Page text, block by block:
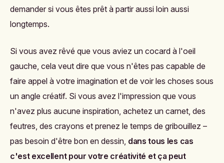
demander si vous êtes prêt à partir aussi loin aussi
longtemps.
Si vous avez rêvé que vous aviez un cocard à l'oeil
gauche, cela veut dire que vous n'êtes pas capable de
faire appel à votre imagination et de voir les choses sous
un angle créatif. Si vous avez l'impression que vous
n'avez plus aucune inspiration, achetez un carnet, des
feutres, des crayons et prenez le temps de gribouillez –
pas besoin d'être bon en dessin, dans tous les cas
c'est excellent pour votre créativité et ça peut